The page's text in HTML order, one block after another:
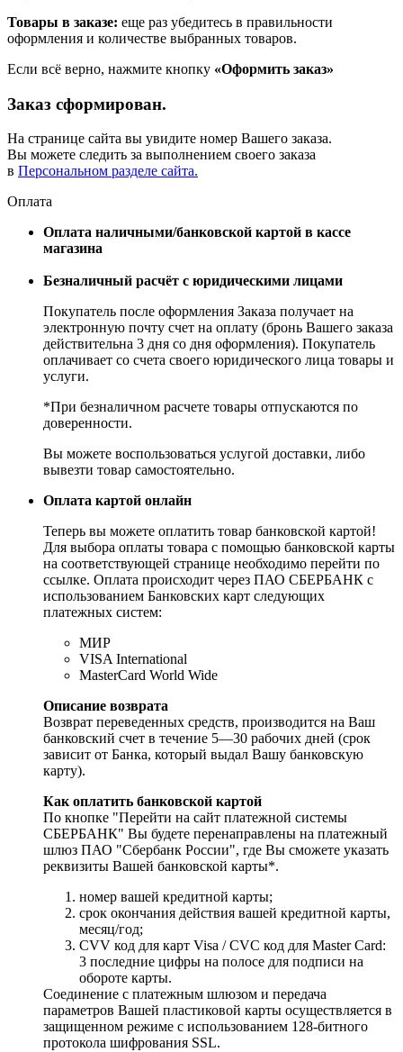
Товары в заказе: еще раз убедитесь в правильности
оформления и количестве выбранных товаров.
Если всё верно, нажмите кнопку «Оформить заказ»
Заказ сформирован.
На странице сайта вы увидите номер Вашего заказа.
Вы можете следить за выполнением своего заказа
в Персональном разделе сайта.
Оплата
Оплата наличными/банковской картой в кассе
магазина
Безналичный расчёт с юридическими лицами
Покупатель после оформления Заказа получает на
электронную почту счет на оплату (бронь Вашего заказа
действительна 3 дня со дня оформления). Покупатель
оплачивает со счета своего юридического лица товары и
услуги.
*При безналичном расчете товары отпускаются по
доверенности.
Вы можете воспользоваться услугой доставки, либо
вывезти товар самостоятельно.
Оплата картой онлайн
Теперь вы можете оплатить товар банковской картой!
Для выбора оплаты товара с помощью банковской карты
на соответствующей странице необходимо перейти по
ссылке. Оплата происходит через ПАО СБЕРБАНК с
использованием Банковских карт следующих
платежных систем:
МИР
VISA International
MasterCard World Wide
Описание возврата
Возврат переведенных средств, производится на Ваш
банковский счет в течение 5—30 рабочих дней (срок
зависит от Банка, который выдал Вашу банковскую
карту).
Как оплатить банковской картой
По кнопке "Перейти на сайт платежной системы
СБЕРБАНК" Вы будете перенаправлены на платежный
шлюз ПАО "Сбербанк России", где Вы сможете указать
реквизиты Вашей банковской карты*.
номер вашей кредитной карты;
cрок окончания действия вашей кредитной карты,
месяц/год;
CVV код для карт Visa / CVC код для Master Card:
3 последние цифры на полосе для подписи на
обороте карты.
Соединение с платежным шлюзом и передача
параметров Вашей пластиковой карты осуществляется в
защищенном режиме с использованием 128-битного
протокола шифрования SSL.